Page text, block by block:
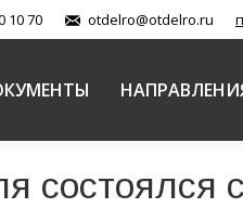
10 70 otdelro@otdelro.ru